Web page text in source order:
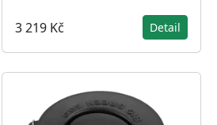
3 219 Kč Detail